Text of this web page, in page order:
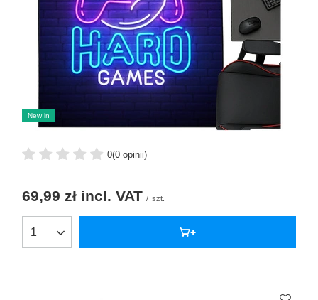
New in
0(0 opinii)
69,99 zł incl. VAT / szt.